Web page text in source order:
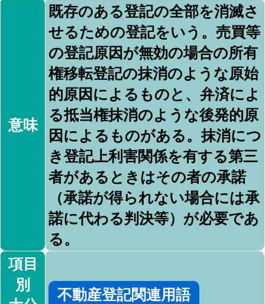
意味
既存のある登記の全部を消滅さ
せるための登記をいう。売買等
の登記原因が無効の場合の所有
権移転登記の抹消のような原始
的原因によるものと、弁済によ
る抵当権抹消のような後発的原
因によるものがある。抹消につ
き登記上利害関係を有する第三
者があるときはその者の承諾
（承諾が得られない場合には承
諾に代わる判決等）が必要であ
る。
項目
別
不動産登記関連用語